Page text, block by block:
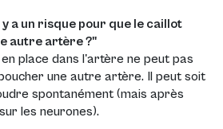
a un risque pour que le caillot
autre artère ?"
place dans l'artère ne peut pas
une autre artère. Il peut soit
spontanément (mais après
les neurones).